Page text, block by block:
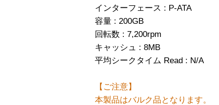
インターフェース : P-ATA
容量 : 200GB
回転数 : 7,200rpm
キャッシュ : 8MB
平均シークタイム Read : N/A
【ご注意】
本製品はバルク品となります。